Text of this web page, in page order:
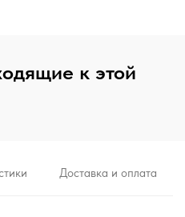
к этой
Доставка и оплата